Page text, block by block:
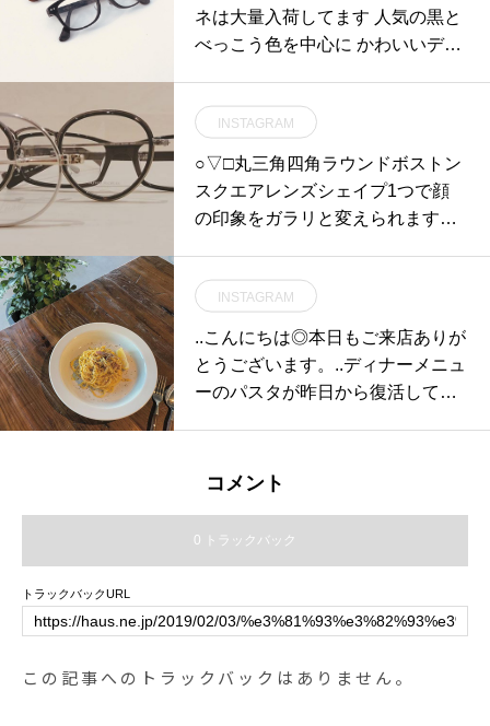
ネは大量入荷してます 人気の黒と
べっこう色を中心に かわいいデザ
INSTAGRAM
○▽□丸三角四角ラウンドボストン
スクエアレンズシェイプ1つで顔
の印象をガラリと変えられます！
ください当店スタッフが楽しくお
付き合いします！HAUS営業時間s
hop 11:00〜20:00bistro cafe 9:00-
22:00（morning L.O 10:30）（din
鏡#左から#ラウンド#Lunor#V 110
OPLES#DARVILLE#362P#40000
#スクエア#DJUAL#LC-09#00#30
000#店長は#ボストンが好きです
INSTAGRAM
..こんにちは◎本日もご来店ありが
とうございます。..ディナーメニュ
ーのパスタが昨日から復活してお
しております。….写真のパスタは
くさんのご来店お待ちしておりま
す！….#spaghetti #pasta #パスタ
コメント
0 トラックバック
トラックバックURL
この記事へのトラックバックはありません。